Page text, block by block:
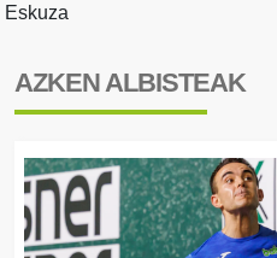
Eskuza
AZKEN ALBISTEAK